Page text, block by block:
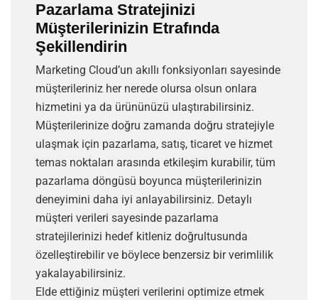
Pazarlama Stratejinizi
Müşterilerinizin Etrafında
Şekillendirin
Marketing Cloud’un akıllı fonksiyonları sayesinde
müşterileriniz her nerede olursa olsun onlara
hizmetini ya da ürününüzü ulaştırabilirsiniz.
Müşterilerinize doğru zamanda doğru stratejiyle
ulaşmak için pazarlama, satış, ticaret ve hizmet
temas noktaları arasında etkileşim kurabilir, tüm
pazarlama döngüsü boyunca müşterilerinizin
deneyimini daha iyi anlayabilirsiniz. Detaylı
müşteri verileri sayesinde pazarlama
stratejilerinizi hedef kitleniz doğrultusunda
özelleştirebilir ve böylece benzersiz bir verimlilik
yakalayabilirsiniz.
Elde ettiğiniz müşteri verilerini optimize etmek